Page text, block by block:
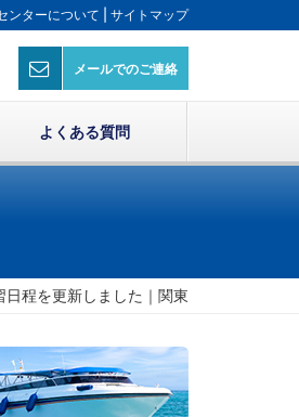
ンターについて サイトマップ
メールでのご連絡
よくある質問
日程を更新しました｜関東